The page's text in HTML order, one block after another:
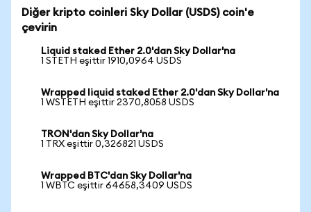
Diğer kripto coinleri Sky Dollar (USDS) coin'e
çevirin
Liquid staked Ether 2.0'dan Sky Dollar'na
1 STETH eşittir 1910,0964 USDS
Wrapped liquid staked Ether 2.0'dan Sky Dollar'na
1 WSTETH eşittir 2370,8058 USDS
TRON'dan Sky Dollar'na
1 TRX eşittir 0,326821 USDS
Wrapped BTC'dan Sky Dollar'na
1 WBTC eşittir 64658,3409 USDS